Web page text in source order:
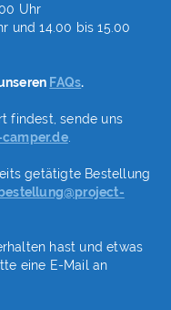
Uhr
und 14.00 bis 15.00
FAQs.
findest, sende uns
.
getätigte Bestellung
bestellung@project-
hast und etwas
eine E-Mail an